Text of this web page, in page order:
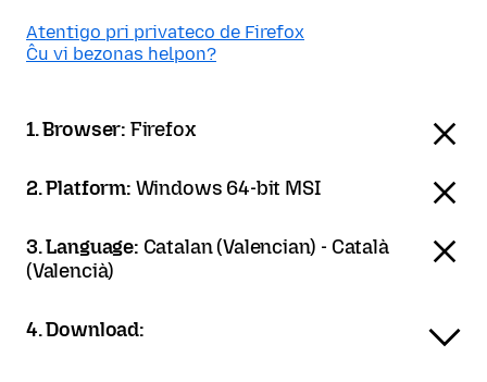
Atentigo pri privateco de Firefox
Ĉu vi bezonas helpon?
1. Browser: Firefox
2. Platform: Windows 64-bit MSI
3. Language: Catalan (Valencian) - Català
(Valencià)
4. Download: